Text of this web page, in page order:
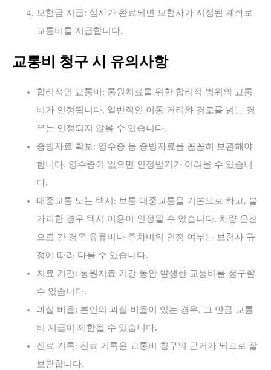
보험금 지급: 심사가 완료되면 보험사가 지정된 계좌로
교통비를 지급합니다.
교통비 청구 시 유의사항
합리적인 교통비: 통원치료를 위한 합리적 범위의 교통
비가 인정됩니다. 일반적인 이동 거리와 경로를 넘는 경
우는 인정되지 않을 수 있습니다.
증빙자료 확보: 영수증 등 증빙자료를 꼼꼼히 보관해야
합니다. 영수증이 없으면 인정받기가 어려울 수 있습니
다.
대중교통 또는 택시: 보통 대중교통을 기본으로 하고, 불
가피한 경우 택시 이용이 인정될 수 있습니다. 차량 운전
으로 간 경우 유류비나 주차비의 인정 여부는 보험사 규
정에 따라 다를 수 있습니다.
치료 기간: 통원치료 기간 동안 발생한 교통비를 청구할
수 있습니다.
과실 비율: 본인의 과실 비율이 있는 경우, 그 만큼 교통
비 지급이 제한될 수 있습니다.
진료 기록: 진료 기록은 교통비 청구의 근거가 되므로 잘
보관합니다.